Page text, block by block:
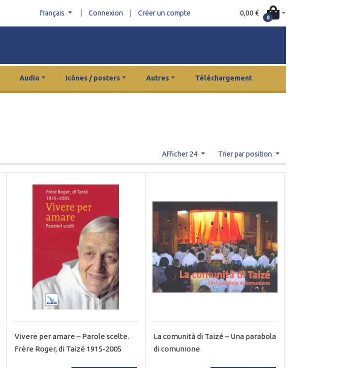
français Connexion Créer un compte 0,00 €
0
Audio Icônes / posters Autres Téléchargement
Afficher 24 Trier par position
Vivere per amare – Parole scelte.
Frère Roger, di Taizé 1915-2005
La comunità di Taizé – Una parabola
di comunione